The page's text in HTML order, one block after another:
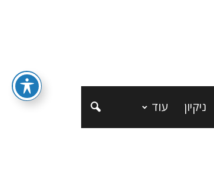
ניקיון עוד